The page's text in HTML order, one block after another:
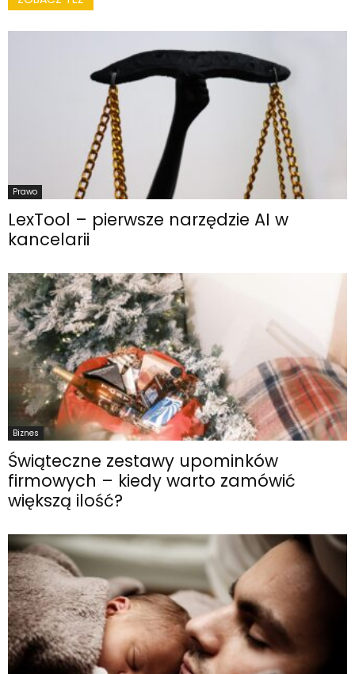
Prawo
LexTool – pierwsze narzędzie AI w
kancelarii
Biznes
Świąteczne zestawy upominków
firmowych – kiedy warto zamówić
większą ilość?